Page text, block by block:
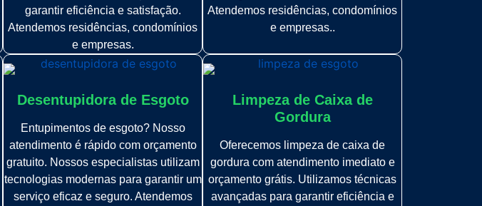
garantir eficiência e satisfação.
Atendemos residências, condomínios
e empresas.
Atendemos residências, condomínios
e empresas..
Desentupidora de Esgoto
Entupimentos de esgoto? Nosso
atendimento é rápido com orçamento
gratuito. Nossos especialistas utilizam
tecnologias modernas para garantir um
serviço eficaz e seguro. Atendemos
Limpeza de Caixa de
Gordura
Oferecemos limpeza de caixa de
gordura com atendimento imediato e
orçamento grátis. Utilizamos técnicas
avançadas para garantir eficiência e